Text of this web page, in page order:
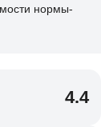
нормы-
4.4